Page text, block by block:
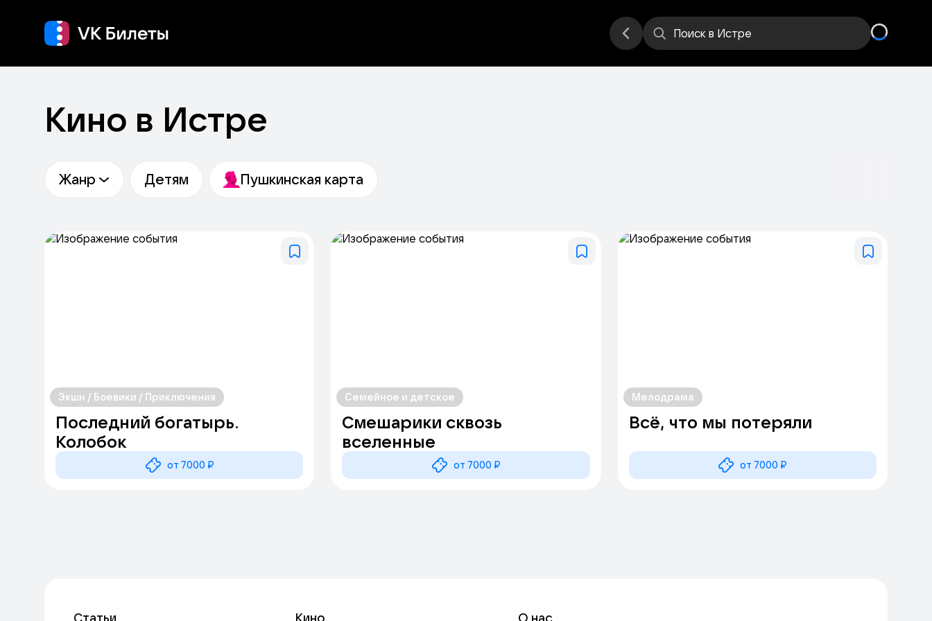
Поиск в Истре
Другое Места
Кино в Истре
Жанр Детям Пушкинская карта
Экшн / Боевики / Приключения
Последний богатырь.
Колобок
от 7000 ₽
Семейное и детское
Смешарики сквозь
вселенные
от 7000 ₽
Мелодрама
Всё, что мы потеряли
от 7000 ₽
Статьи Кино О нас